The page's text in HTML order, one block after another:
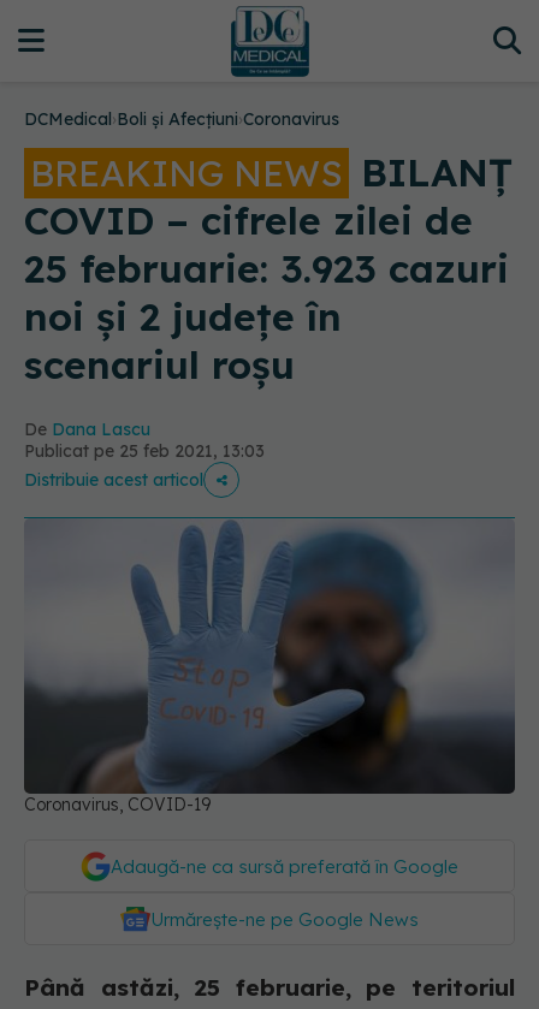
DCMedical›Boli și Afecțiuni›Coronavirus
BREAKING NEWS BILANȚ
COVID – cifrele zilei de
25 februarie: 3.923 cazuri
noi și 2 județe în
scenariul roșu
De Dana Lascu
Publicat pe 25 feb 2021, 13:03
Distribuie acest articol
Coronavirus, COVID-19
Adaugă-ne ca sursă preferată în Google
Urmărește-ne pe Google News
Până astăzi, 25 februarie, pe teritoriul